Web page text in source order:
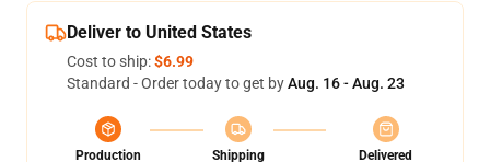
Deliver to United States
Cost to ship:$6.99
Standard - Order today to get byAug. 16 - Aug. 23
Production
Shipping
Delivered